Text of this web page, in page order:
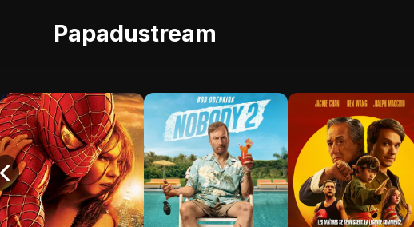
Papadustream